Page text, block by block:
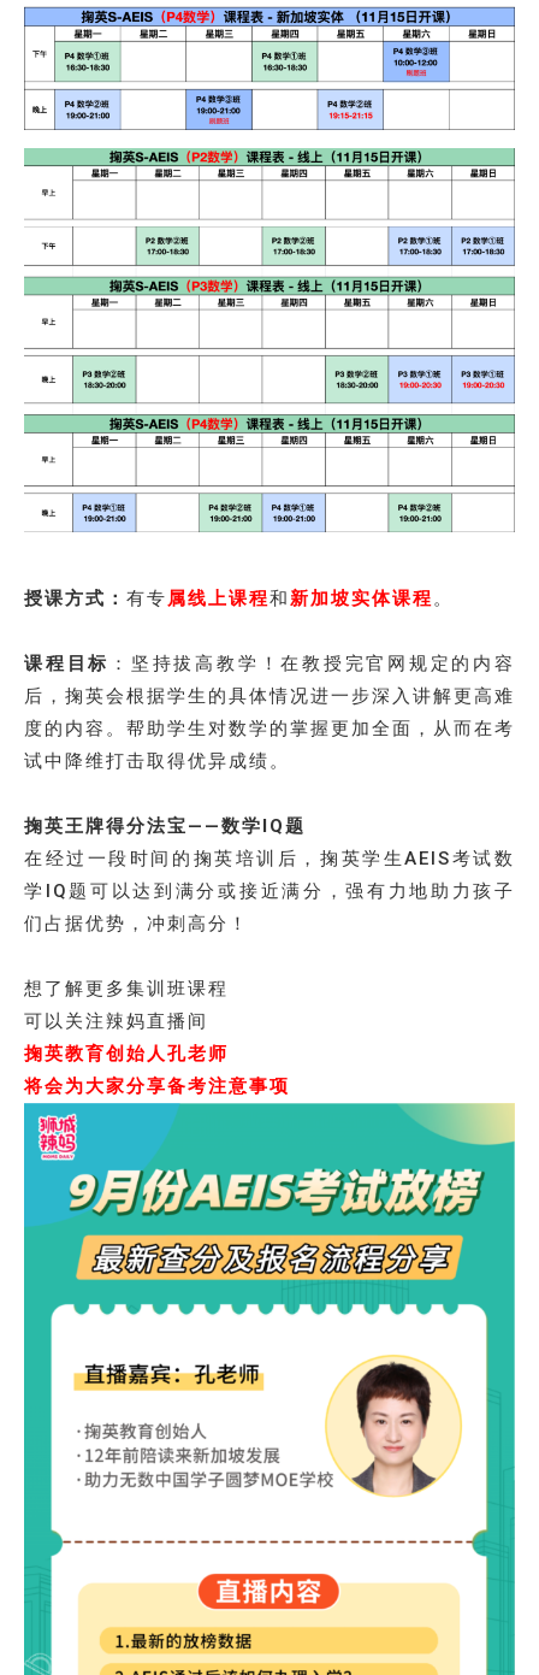
授课方式： 有专属线上课程和新加坡实体课程。
课程目标 ：坚持拔高教学！在教授完官网规定的内容
后，掬英会根据学生的具体情况进一步深入讲解更高难
度的内容。帮助学生对数学的掌握更加全面，从而在考
试中降维打击取得优异成绩。
掬英王牌得分法宝——数学IQ题
在经过一段时间的掬英培训后，掬英学生AEIS考试数
学IQ题可以达到满分或接近满分，强有力地助力孩子
们占据优势，冲刺高分！
想了解更多集训班课程
可以关注辣妈直播间
掬英教育创始人孔老师
将会为大家分享备考注意事项